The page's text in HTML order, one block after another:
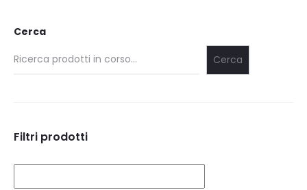
Cerca
Cerca
Filtri prodotti